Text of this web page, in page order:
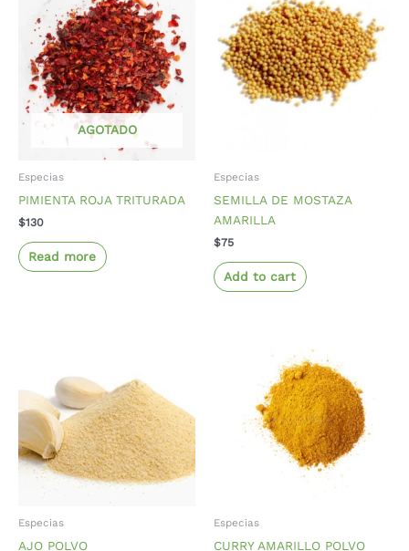
AGOTADO
Especias
PIMIENTA ROJA TRITURADA
$130
Read more
Especias
SEMILLA DE MOSTAZA
AMARILLA
$75
Add to cart
Especias
AJO POLVO
Especias
CURRY AMARILLO POLVO